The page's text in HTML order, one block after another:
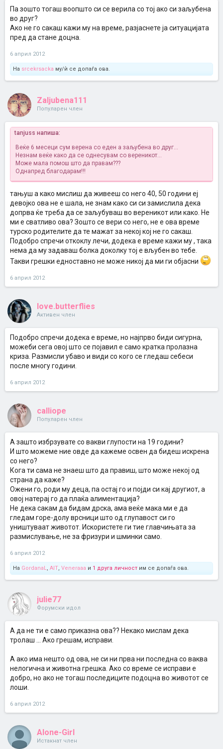
Па зошто тогаш воопшто си се верила со тој ако си заљубена
во друг?
Ако не го сакаш кажи му на време, разјаснете ја ситуацијата
пред да стане доцна.
6 април 2012
На srcekrsacka му/ѝ се допаѓа ова.
Zaljubena111
Популарен член
tanjuss напиша:
Веќе 6 месеци сум верена со еден а заљубена во друг...
Незнам веќе како да се однесувам со вереникот...
Може мала помош што да правам???
Однапред благодарам!!!
тањуш а како мислиш да живееш со него 40, 50 години еј
девојко ова не е шала, не знам како си си замислила дека
допрва ќе треба да се заљубуваш во вереникот или како. Не
ми е сватливо ова? Зошто се вери со него, не е ова време
турско родителите да те мажат за некој кој не го сакаш.
Подобро спречи откоклу лечи, додека е време кажи му , така
нема да му задаваш болка доколку тој е вљубен во тебе.
Такви грешки едноставно не може никој да ми ги објасни
6 април 2012
love.butterflies
Активен член
Подобро спречи додека е време, но најпрво биди сигурна,
можеби сега овој што се појавил е само кратка пролазна
криза. Размисли убаво и види со кого се гледаш себеси
после многу години.
6 април 2012
calliope
Популарен член
А зашто избрзувате со вакви глупости на 19 години?
И што можеме ние овде да кажеме освен да бидеш искрена
со него?
Кога ти сама не знаеш што да правиш, што може некој од
страна да каже?
Ожени го, роди му деца, па остај го и појди си кај другиот, а
овој натерај го да плаќа алиментација?
Не дека сакам да бидам дрска, ама веќе мака ми е да
гледам горе-долу врсници што од глупавост си го
уништуваат животот. Искористете ги тие главчињата за
размислување, не за фризури и шминки само.
6 април 2012
На GordanaL, AIT, Veneraaa и 1 друга личност им се допаѓа ова.
julie77
Форумски идол
А да не ти е само приказна ова?? Некако мислам дека
тролаш ... Ако грешам, исправи.
А ако има нешто од ова, не си ни прва ни последна со ваква
нелогична и животна грешка. Ако со време се исправи е
добро, но ако не тогаш последиците подоцна во животот се
лоши.
6 април 2012
Alone-Girl
Истакнат член